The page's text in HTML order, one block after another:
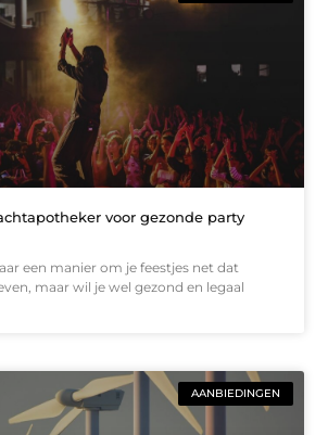
voor gezonde party
een manier om je feestjes net dat
maar wil je wel gezond en legaal
AANBIEDINGEN